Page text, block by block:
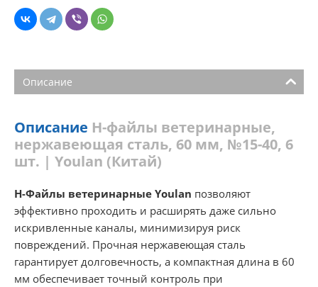
Описание
Описание Н-файлы ветеринарные,
нержавеющая сталь, 60 мм, №15-40, 6
шт. | Youlan (Китай)
H-Файлы ветеринарные Youlan позволяют
эффективно проходить и расширять даже сильно
искривленные каналы, минимизируя риск
повреждений. Прочная нержавеющая сталь
гарантирует долговечность, а компактная длина в 60
мм обеспечивает точный контроль при